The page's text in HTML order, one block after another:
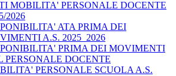
MOBILITA' PERSONALE DOCENTE
2026
ATA PRIMA DEI
A.S. 2025_2026
PRIMA DEI MOVIMENTI
PERSONALE DOCENTE
PERSONALE SCUOLA A.S.